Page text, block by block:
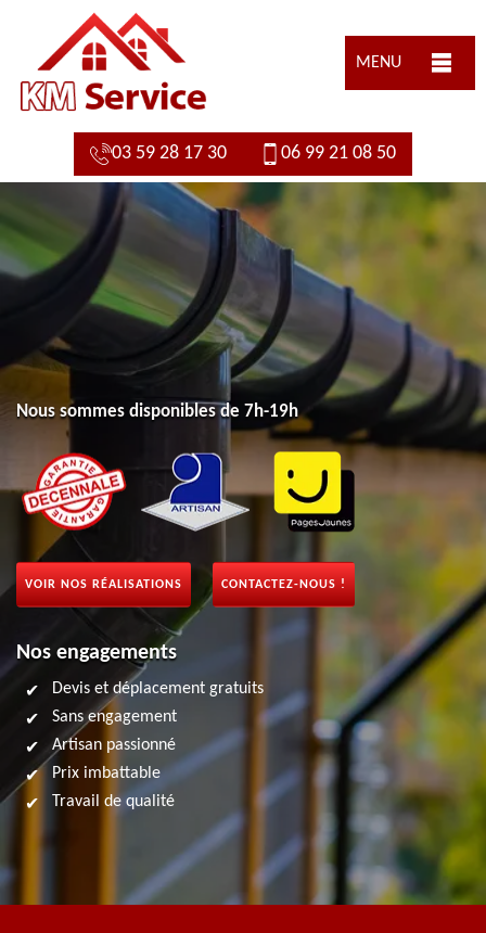
MENU
03 59 28 17 30 06 99 21 08 50
Nous sommes disponibles de 7h-19h
VOIR NOS RÉALISATIONS CONTACTEZ-NOUS !
Nos engagements
Devis et déplacement gratuits
Sans engagement
Artisan passionné
Prix imbattable
Travail de qualité